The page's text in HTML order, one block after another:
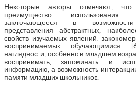
Некоторые авторы отмечают,
преимущество использования
заключающееся в возможности
представления абстрактных,
свойств изучаемых явлений,
воспринимаемых обучающимися
наглядности, особенно в младшем
воспринимать, запоминать и
информацию, а возможность
памяти младших школьников.